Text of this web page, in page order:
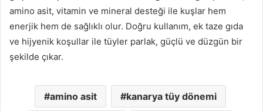
amino asit, vitamin ve mineral desteği ile kuşlar hem
enerjik hem de sağlıklı olur. Doğru kullanım, ek taze gıda
ve hijyenik koşullar ile tüyler parlak, güçlü ve düzgün bir
şekilde çıkar.
amino asit kanarya tüy dönemi